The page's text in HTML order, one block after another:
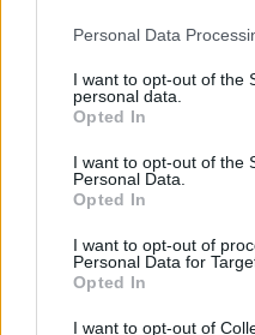
Personal Data
I want to opt-out of the
personal data.
Opted In
I want to opt-out of the
Personal Data.
Opted In
I want to opt-out of
Personal Data for
Opted In
I want to opt-out of
Zpravodajství
Obce nově
vzniku